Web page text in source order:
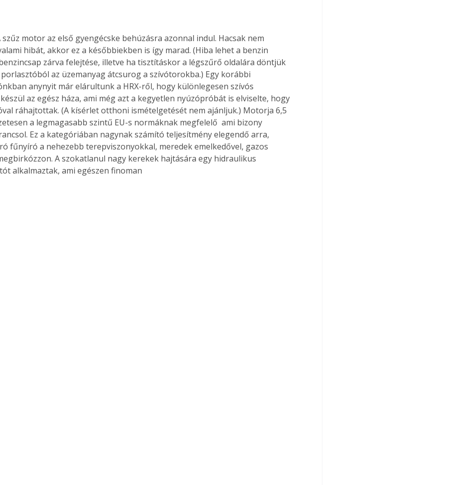
szűz motor az első gyengécske behúzásra azonnal indul. Hacsak nem
hibát, akkor ez a későbbiekben is így marad. (Hiba lehet a benzin
zárva felejtése, illetve ha tisztításkor a légszűrő oldalára döntjük
az üzemanyag átcsurog a szívótorokba.) Egy korábbi
anynyit már elárultunk a HRX-ről, hogy különlegesen szívós
az egész háza, ami még azt a kegyetlen nyúzópróbát is elviselte, hogy
ráhajtottak. (A kísérlet otthoni ismételgetését nem ajánljuk.) Motorja 6,5
a legmagasabb szintű EU-s normáknak megfelelő  ami bizony
Ez a kategóriában nagynak számító teljesítmény elegendő arra,
fűnyíró a nehezebb terepviszonyokkal, meredek emelkedővel, gazos
A szokatlanul nagy kerekek hajtására egy hidraulikus
alkalmaztak, ami egészen finoman